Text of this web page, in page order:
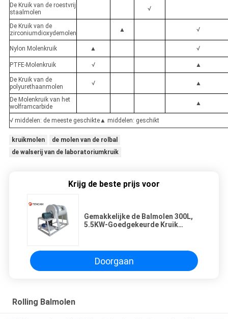
De Kruik van de roestvrij
staalmolen
√
De Kruik van de
zirconiumdioxydemolen
▲ √
Nylon Molenkruik ▲ √
PTFE-Molenkruik √ ▲
De Kruik van de
polyurethaanmolen
√ ▲
De Molenkruik van het
wolframcarbide
▲
√ middelen: de meeste geschikte▲ middelen: geschikt
kruikmolen
de molen van de rolbal
de walserij van de laboratoriumkruik
Krijg de beste prijs voor
Gemakkelijke de Balmolen 300L,
5.5KW-Goedgekeurde Kruik
Doorgaan
Rolling Balmolen